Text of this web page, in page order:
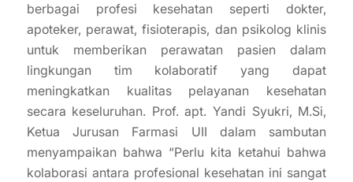
berbagai profesi kesehatan seperti dokter,
apoteker, perawat, fisioterapis, dan psikolog klinis
untuk memberikan perawatan pasien dalam
lingkungan tim kolaboratif yang dapat
meningkatkan kualitas pelayanan kesehatan
secara keseluruhan. Prof. apt. Yandi Syukri, M.Si,
Ketua Jurusan Farmasi UII dalam sambutan
menyampaikan bahwa “Perlu kita ketahui bahwa
kolaborasi antara profesional kesehatan ini sangat